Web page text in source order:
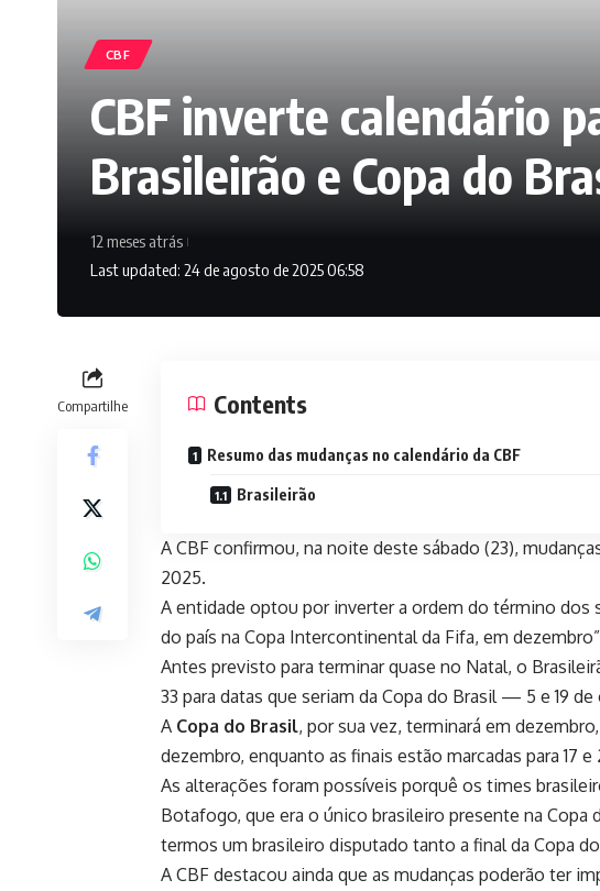
CBF
CBF inverte calendário
Brasileirão e Copa do
Last updated: 24 de agosto de 2025 06:58
12 meses atrás
Compartilhe Contents
Resumo das mudanças no calendário da CBF
Brasileirão
A CBF confirmou, na noite deste sábado (23),
2025.
A entidade optou por inverter a ordem do término dos
do país na Copa Intercontinental da Fifa, em
Antes previsto para terminar quase no Natal, o
33 para datas que seriam da Copa do Brasil — 5 e 19
A Copa do Brasil, por sua vez, terminará em
dezembro, enquanto as finais estão marcadas para 17 e
As alterações foram possíveis porquê os times
Botafogo, que era o único brasileiro presente na Copa
termos um brasileiro disputado tanto a final da Copa
A CBF destacou ainda que as mudanças poderão ter